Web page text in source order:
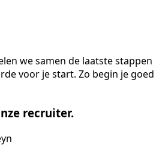
we samen de laatste stappen
voor je start. Zo begin je goed
recruiter.